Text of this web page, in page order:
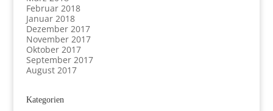
Februar 2018
Januar 2018
Dezember 2017
November 2017
Oktober 2017
September 2017
August 2017
Kategorien